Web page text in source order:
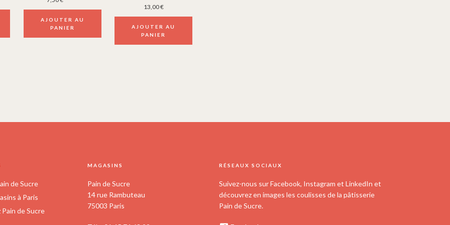
AJOUTER AU
PANIER
13,00€
AJOUTER AU
PANIER
de Sucre
à Paris
de Sucre
MAGASINS
Pain de Sucre
14 rue Rambuteau
75003 Paris
RÉSEAUX SOCIAUX
Suivez-nous sur Facebook, Instagram et LinkedIn et
découvrez en images les coulisses de la pâtisserie
Pain de Sucre.